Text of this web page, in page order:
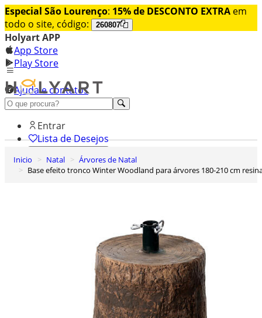
Especial São Lourenço: 15% de DESCONTO EXTRA em
todo o site, código:
260807
Holyart APP
App Store
Play Store
Ajuda e contatos
Conheça premium
Entrar
Lista de Desejos
Carrinho de Compras
Inicio Natal
Árvores de Natal
Base efeito tronco Winter Woodland para árvores 180-210 cm